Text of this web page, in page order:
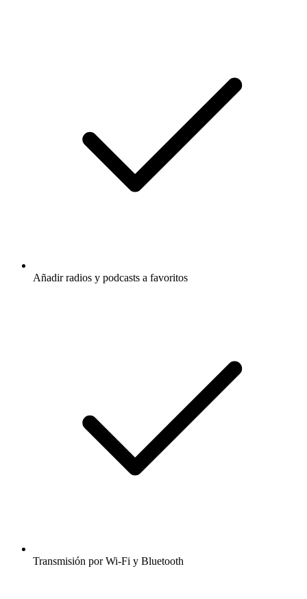
Añadir radios y podcasts a favoritos
Transmisión por Wi-Fi y Bluetooth